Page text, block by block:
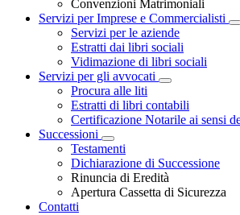
Convenzioni Matrimoniali
Servizi per Imprese e Commercialisti
Servizi per le aziende
Estratti dai libri sociali
Vidimazione di libri sociali
Servizi per gli avvocati
Visualizza
Procura alle liti
Estratti di libri contabili
Certificazione Notarile ai sensi
Successioni
Visualizza menù di secondo
Testamenti
Dichiarazione di Successione
Rinuncia di Eredità
Apertura Cassetta di Sicurezza
Contatti